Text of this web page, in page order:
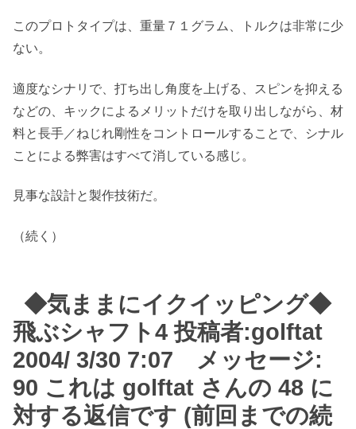
このプロトタイプは、重量７１グラム、トルクは非常に少
ない。
適度なシナリで、打ち出し角度を上げる、スピンを抑える
などの、キックによるメリットだけを取り出しながら、材
料と長手／ねじれ剛性をコントロールすることで、シナル
ことによる弊害はすべて消している感じ。
見事な設計と製作技術だ。
（続く）
◆気ままにイクイッピング◆
飛ぶシャフト4 投稿者:golftat
2004/ 3/30 7:07 メッセージ:
90 これは golftat さんの 48 に
対する返信です (前回までの続